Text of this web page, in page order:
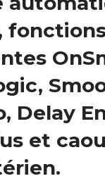
Delay
et